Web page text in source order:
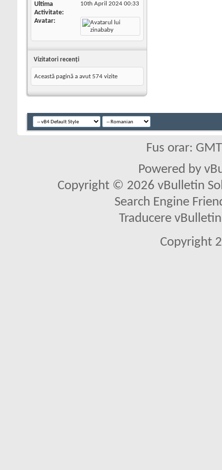
Ultima
Activitate
10th April 2024 00:33
Avatar
Vizitatori recenţi
Această pagină a avut 574 vizite
Fus orar:
Powered by
Copyright © 2026 vBulletin
Search Engine
Traducere
Copyright